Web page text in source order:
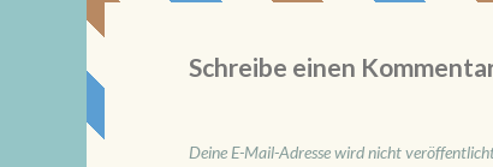
Schreibe einen
Deine E-Mail-Adresse wird nicht